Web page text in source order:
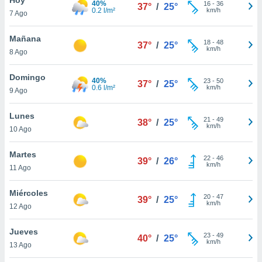
en
más
nuestra
de
cookies
aceptar
7 Ago
40%
0.2 l/m²
37° / 25° 16- 36
km/h
Mañana
8 Ago
37° / 25° 18- 48
km/h
Domingo
9 Ago
40%
0.6 l/m²
37° / 25° 23- 50
km/h
Lunes
10 Ago
38° / 25° 21 - 49
km/h
Martes
11 Ago
39° / 26° 22- 46
km/h
Miércoles
12 Ago
39° / 25° 20- 47
km/h
Jueves
13 Ago
40° / 25° 23- 49
km/h